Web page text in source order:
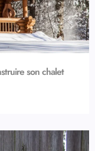
son chalet